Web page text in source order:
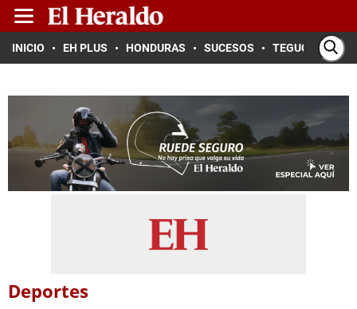
INICIO EH PLUS HONDURAS SUCESOS TEGUCIGALPA
Deportes